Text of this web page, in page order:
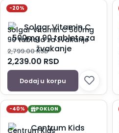
-20%
Solgar Vitamin C 500mg
90 tableta za žvakanje
2,799.00RSD
2,239.00 RSD
Dodaj u korpu
-40% POKLON
Centrum Kids